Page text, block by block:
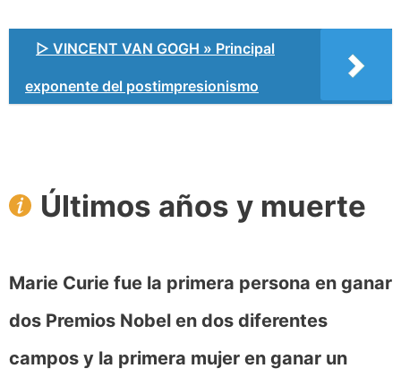
▷ VINCENT VAN GOGH » Principal
exponente del postimpresionismo
Últimos años y muerte
Marie Curie fue la primera persona en ganar
dos Premios Nobel en dos diferentes
campos y la primera mujer en ganar un